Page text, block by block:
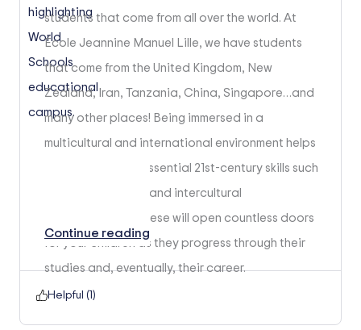
students that come from all over the world. At
École Jeannine Manuel Lille, we have students
that come from the United Kingdom, New
Zealand, Iran, Tanzania, China, Singapore…and
many other places! Being immersed in a
multicultural and international environment helps
children develop essential 21st-century skills such
as critical thinking and intercultural
communication. These will open countless doors
for your children as they progress through their
studies and, eventually, their career.
Continue reading
Helpful ( )